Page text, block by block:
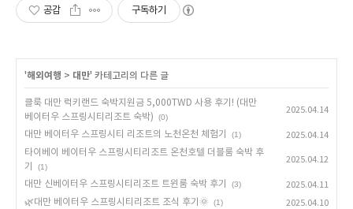
공감 구독하기
'해외여행 > 대만' 카테고리의 다른 글
클룩 대만 럭키랜드 숙박지원금 5,000TWD 사용 후기! (대만
베이터우 스프링시티리조트 숙박)
(0)
2025.04.14
대만 베이터우 스프링시티 리조트의 노천온천 체험기 (1)
2025.04.14
타이베이 베이터우 스프링시티리조트 온천호텔 더블룸 숙박 후
기
(1)
2025.04.12
대만 신베이터우 스프링시티리조트 트윈룸 숙박 후기 (3)
2025.04.11
🌿대만 베이터우 스프링시티리조트 조식 후기🌞
(1) 2025.04.10